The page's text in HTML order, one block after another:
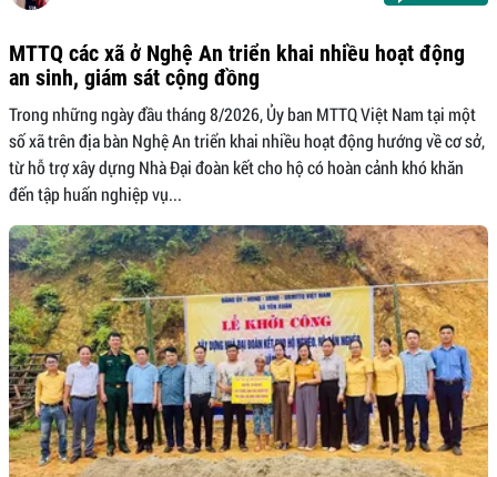
MTTQ các xã ở Nghệ An triển khai nhiều hoạt động
an sinh, giám sát cộng đồng
Trong những ngày đầu tháng 8/2026, Ủy ban MTTQ Việt Nam tại một
số xã trên địa bàn Nghệ An triển khai nhiều hoạt động hướng về cơ sở,
từ hỗ trợ xây dựng Nhà Đại đoàn kết cho hộ có hoàn cảnh khó khăn
đến tập huấn nghiệp vụ...